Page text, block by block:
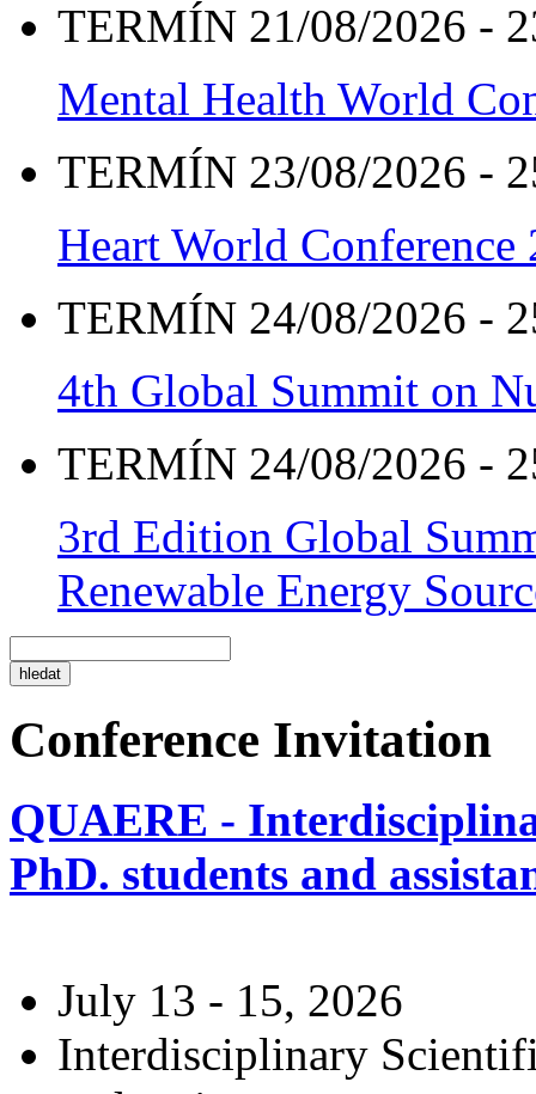
TERMÍN 21/08/2026 -
Mental Health World
TERMÍN 23/08/2026 -
Heart World Conference
TERMÍN 24/08/2026 -
4th Global Summit on
TERMÍN 24/08/2026 -
3rd Edition Global
Renewable Energy
Conference Invitation
QUAERE -
PhD. students and
July 13 - 15, 2026
Interdisciplinary